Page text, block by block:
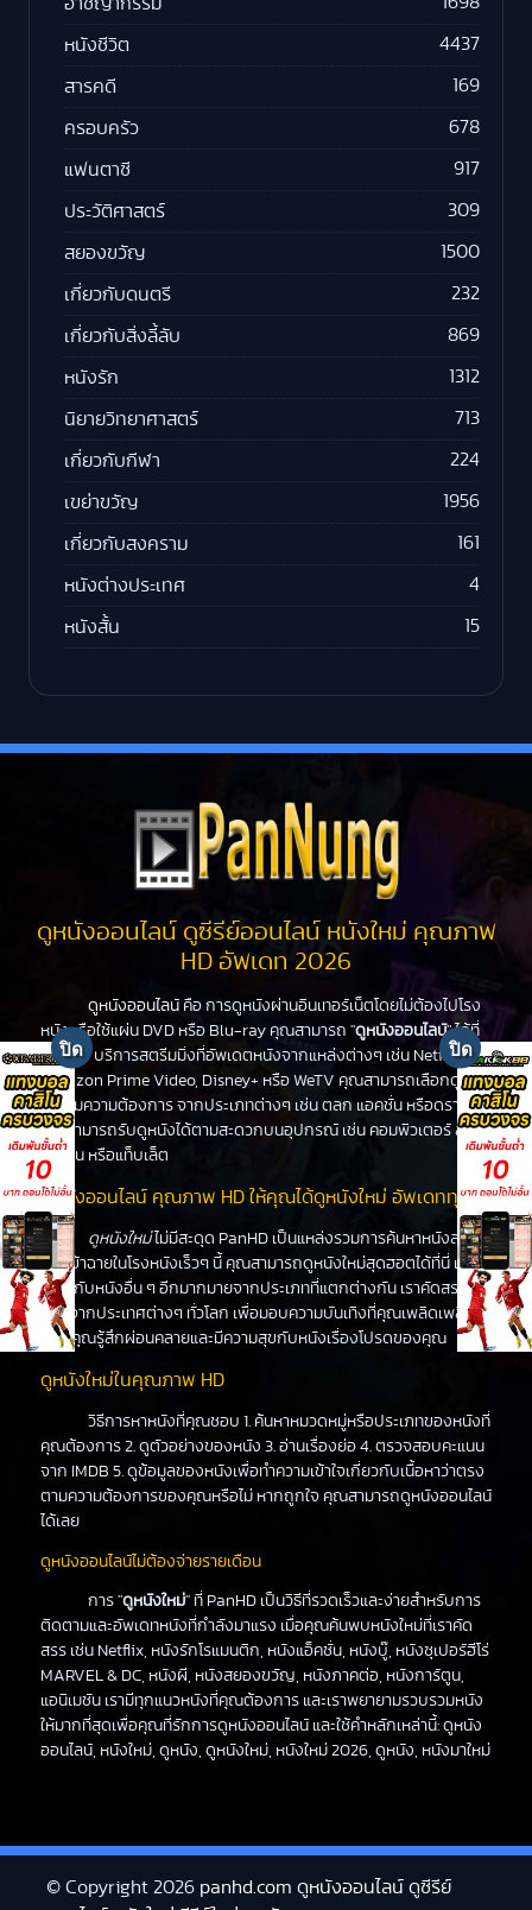
อาชญากรรม
หนังชีวิต 4437
สารคดี 169
ครอบครัว 678
แฟนตาซี 917
ประวัติศาสตร์ 309
สยองขวัญ 1500
เกี่ยวกับดนตรี 232
เกี่ยวกับสิ่งลี้ลับ 869
หนังรัก 1312
นิยายวิทยาศาสตร์ 713
เกี่ยวกับกีฬา 224
เขย่าขวัญ 1956
เกี่ยวกับสงคราม 161
หนังต่างประเทศ 4
หนังสั้น 15
ดูหนังออนไลน์ ดูซีรีย์ออนไลน์ หนังใหม่ คุณภาพ
HD อัพเดท 2026
ดูหนังออนไลน์ คือ การดูหนังผ่านอินเทอร์เน็ตโดยไม่ต้องไปโรง
หนังหรือใช้แผ่น DVD หรือ Blu-ray คุณสามารถ "ดูหนังออนไลน์" ได้ที่
PanHD บริการสตรีมมิ่งที่อัพเดตหนังจากแหล่งต่างๆ เช่น Netflix,
Amazon Prime Video, Disney+ หรือ WeTV คุณสามารถเลือกดูหนัง
ได้ตามความต้องการ จากประเภทต่างๆ เช่น ตลก แอคชั่น หรือดราม่า
คุณสามารถรับดูหนังได้ตามสะดวกบนอุปกรณ์ เช่น คอมพิวเตอร์ สมา
ร์ทโฟน หรือแท็บเล็ต
ดูหนังออนไลน์ คุณภาพ HD ให้คุณได้ดูหนังใหม่ อัพเดททุกวัน
ดูหนังใหม่ไม่มีสะดุด PanHD เป็นแหล่งรวมการค้นหาหนังล่าสุด
ที่จะเข้าฉายในโรงหนังเร็วๆ นี้ คุณสามารถดูหนังใหม่สุดฮอตได้ที่นี่ เช่น
เดียวกับหนังอื่น ๆ อีกมากมายจากประเภทที่แตกต่างกัน เราคัดสรร
หนังจากประเทศต่างๆ ทั่วโลก เพื่อมอบความบันเทิงที่คุณเพลิดเพลิน
ทำให้คุณรู้สึกผ่อนคลายและมีความสุขกับหนังเรื่องโปรดของคุณ
ดูหนังใหม่ในคุณภาพ HD
วิธีการหาหนังที่คุณชอบ 1. ค้นหาหมวดหมู่หรือประเภทของหนังที่
คุณต้องการ 2. ดูตัวอย่างของหนัง 3. อ่านเรื่องย่อ 4. ตรวจสอบคะแนน
จาก IMDB 5. ดูข้อมูลของหนังเพื่อทำความเข้าใจเกี่ยวกับเนื้อหาว่าตรง
ตามความต้องการของคุณหรือไม่ หากถูกใจ คุณสามารถดูหนังออนไลน์
ได้เลย
ดูหนังออนไลน์ไม่ต้องจ่ายรายเดือน
การ "ดูหนังใหม่" ที่ PanHD เป็นวิธีที่รวดเร็วและง่ายสำหรับการ
ติดตามและอัพเดทหนังที่กำลังมาแรง เมื่อคุณค้นพบหนังใหม่ที่เราคัด
สรร เช่น Netflix, หนังรักโรแมนติก, หนังแอ็คชั่น, หนังบู๊, หนังซุเปอร์ฮีโร่
MARVEL & DC, หนังผี, หนังสยองขวัญ, หนังภาคต่อ, หนังการ์ตูน,
แอนิเมชัน เรามีทุกแนวหนังที่คุณต้องการ และเราพยายามรวบรวมหนัง
ให้มากที่สุดเพื่อคุณที่รักการดูหนังออนไลน์ และใช้คำหลักเหล่านี้: ดูหนัง
ออนไลน์, หนังใหม่, ดูหนัง, ดูหนังใหม่, หนังใหม่ 2026, ดูหนัง, หนังมาใหม่
© Copyright 2026 panhd.com ดูหนังออนไลน์ ดูซีรีย์